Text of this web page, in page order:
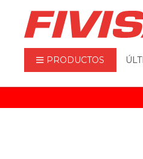
PRODUCTOS